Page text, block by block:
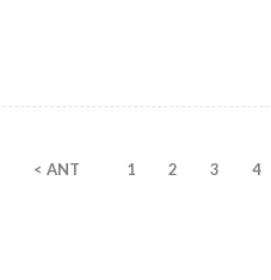
< ANT 1 2 3 4